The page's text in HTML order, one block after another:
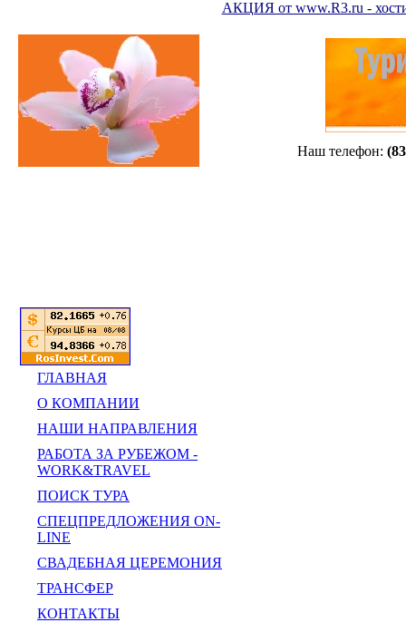
АКЦИЯ от www.R3.ru -
Наш телефон:
ГЛАВНАЯ
О КОМПАНИИ
НАШИ НАПРАВЛЕНИЯ
РАБОТА ЗА РУБЕЖОМ -
WORK&TRAVEL
ПОИСК ТУРА
СПЕЦПРЕДЛОЖЕНИЯ ON-
LINE
СВАДЕБНАЯ ЦЕРЕМОНИЯ
ТРАНСФЕР
КОНТАКТЫ